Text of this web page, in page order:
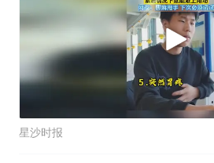
星沙时报